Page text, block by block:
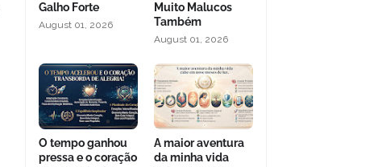
Galho Forte
August 01, 2026
Muito Malucos
Também
August 01, 2026
O tempo ganhou
pressa e o coração
A maior aventura
da minha vida